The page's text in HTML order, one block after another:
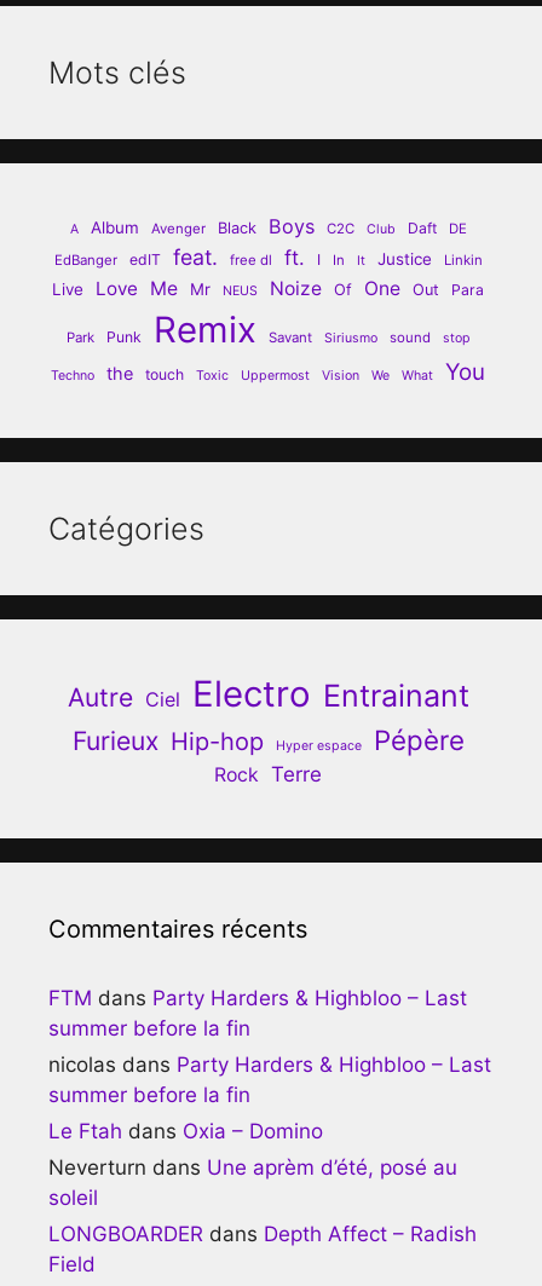
Mots clés
A Album Avenger Black Boys C2C Club Daft
DE
EdBanger
edIT feat. free dl ft. I In It Justice Linkin
Live Love Me Mr NEUS Noize Of One Out Para
Park Punk Remix Savant Siriusmo sound stop
Techno the touch Toxic Uppermost Vision We What You
Catégories
Autre Ciel Electro Entrainant
Furieux Hip-hop Hyper espace Pépère
Rock Terre
Commentaires récents
FTM dans Party Harders & Highbloo – Last
summer before la fin
nicolas dans Party Harders & Highbloo – Last
summer before la fin
Le Ftah dans Oxia – Domino
Neverturn dans Une aprèm d’été, posé au
soleil
LONGBOARDER dans Depth Affect – Radish
Field